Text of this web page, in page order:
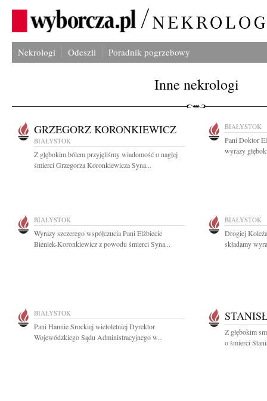
Nekrologi Odeszli Poradnik pogrzebowy
Inne nekrologi
GRZEGORZ KORONKIEWICZ
BIAŁYSTOK
Z głębokim bólem przyjęliśmy wiadomość o nagłej
śmierci Grzegorza Koronkiewicza Syna...
BIAŁYSTOK
Pani Doktor
wyrazy
BIAŁYSTOK
Wyrazy szczerego współczucia Pani Elżbiecie
Bieniek-Koronkiewicz z powodu śmierci Syna...
BIAŁYSTOK
Drogiej
składamy
BIAŁYSTOK
Pani Hannie Srockiej wieloletniej Dyrektor
Wojewódzkiego Sądu Administracyjnego w...
Z głębokim
o śmierci